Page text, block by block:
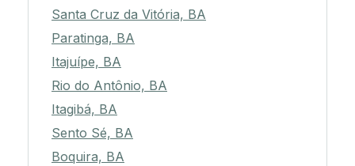
Santa Cruz da Vitória, BA
Paratinga, BA
Itajuípe, BA
Rio do Antônio, BA
Itagibá, BA
Sento Sé, BA
Boquira, BA